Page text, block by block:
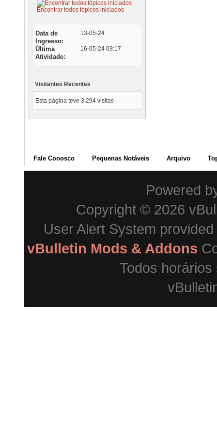
Encontrar todos tópicos iniciados
Data de
Ingresso
13-05-24
Última
Atividade
16-05-24 03:17
Visitantes Recentes
Esta página teve 3.294 visitas
Fale Conosco Pequenas Notáveis Arquivo
Powered
Copyright © 2026
User Alert System
vBulletin Mods & Addons
Todos